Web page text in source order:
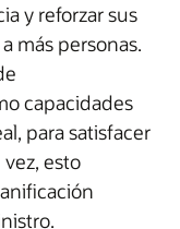
y reforzar sus
más personas.
capacidades
para satisfacer
esto